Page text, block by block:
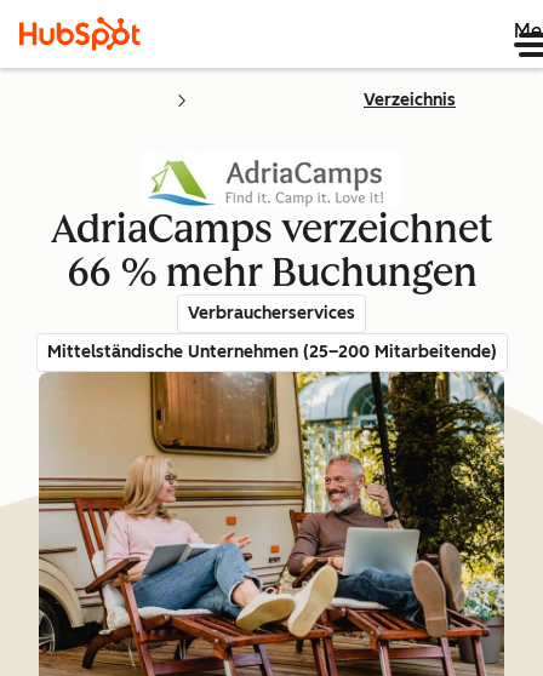
Verzeichnis
AdriaCamps verzeichnet
66 % mehr Buchungen
Verbraucherservices
Mittelständische Unternehmen (25–200 Mitarbeitende)